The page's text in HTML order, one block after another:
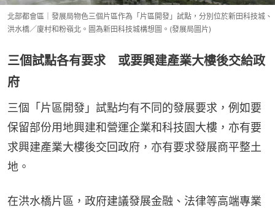
北部都會區｜發展局物色三個片區作為「片區開發」試點，分別位於新田科技城、
洪水橋／廈村和粉嶺北。圖為新田科技城構想圖。(發展局圖片)
三個試點各有要求 或要興建產業大樓後交給政
府
三個「片區開發」試點均有不同的發展要求，例如要
保留部份用地興建和營運企業和科技園大樓，亦有要
求興建產業大樓後交回政府，亦有要求發展商平整土
地。
在洪水橋片區，政府建議發展金融、法律等高端專業